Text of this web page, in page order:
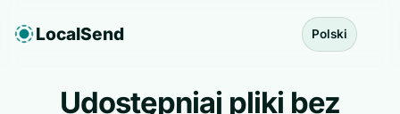
LocalSend Polski
Udostępniaj pliki bez